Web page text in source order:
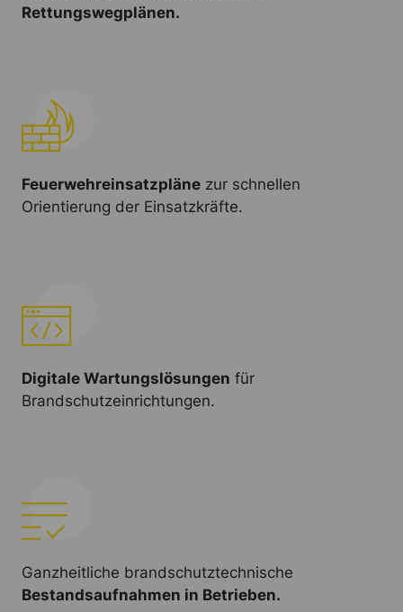
Rettungswegplänen.
Feuerwehreinsatzpläne zur schnellen
Orientierung der Einsatzkräfte.
Digitale Wartungslösungen für
Brandschutzeinrichtungen.
Ganzheitliche brandschutztechnische
Bestandsaufnahmen in Betrieben.